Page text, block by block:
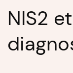
NIS2